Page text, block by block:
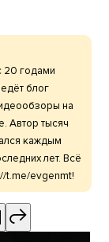
20 годами
блог
на
Автор тысяч
каждым
лет. Всё
t.me/evgenmt!